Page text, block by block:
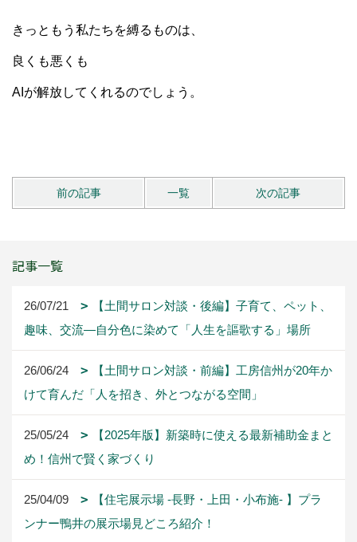
きっともう私たちを縛るものは、
良くも悪くも
AIが解放してくれるのでしょう。
前の記事 一覧 次の記事
記事一覧
26/07/21
【土間サロン対談・後編】子育て、ペット、
趣味、交流―自分色に染めて「人生を謳歌する」場所
26/06/24
【土間サロン対談・前編】工房信州が20年か
けて育んだ「人を招き、外とつながる空間」
25/05/24
【2025年版】新築時に使える最新補助金まと
め！信州で賢く家づくり
25/04/09
【住宅展示場 -長野・上田・小布施- 】プラ
ンナー鴨井の展示場見どころ紹介！